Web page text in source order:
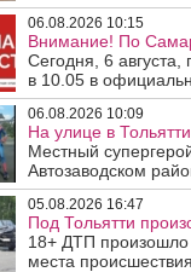
06.08.2026 10:15
Внимание! По
Сегодня, 6
в 10.05 в
06.08.2026 10:09
На улице в
Местный
Автозаводском
05.08.2026 16:47
Под Тольятти
18+ ДТП произошло
места